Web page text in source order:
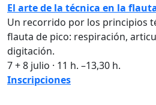
El arte de la técnica en la
Un recorrido por los principios
flauta de pico: respiración,
digitación.
7 + 8 julio · 11 h. –13,30 h.
Inscripciones